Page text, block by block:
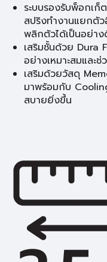
ระบบรองรับพ็อกเ
สปริงทำงานแยกตั
พลิกตัวได้เป็นอย่า
เสริมชั้นด้วย Dura
อย่างเหมาะสมและ
เสริมด้วยวัสดุ
มาพร้อมกับ
สบายยิ่งขึ้น